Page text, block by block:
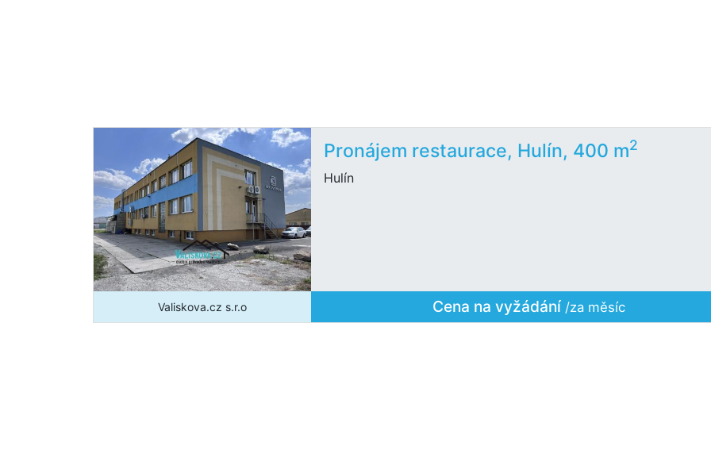
Pronájem restaurace, Hulín, 400 m2
Hulín
Valiskova.cz s.r.o Cena na vyžádání /za měsíc